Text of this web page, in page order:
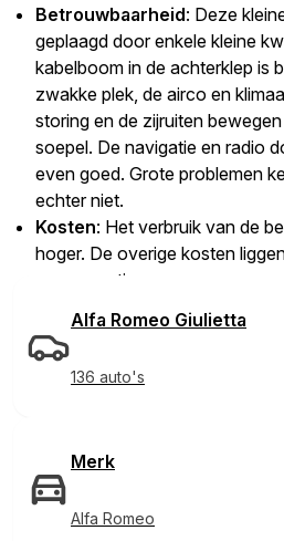
Betrouwbaarheid: Deze
geplaagd door enkele kleine
kabelboom in de achterklep is
zwakke plek, de airco en
storing en de zijruiten
soepel. De navigatie en radio
even goed. Grote problemen
echter niet.
Kosten: Het verbruik van de
hoger. De overige kosten
concurrentie.
Alfa Romeo Giulietta
136 auto's
Merk
Alfa Romeo